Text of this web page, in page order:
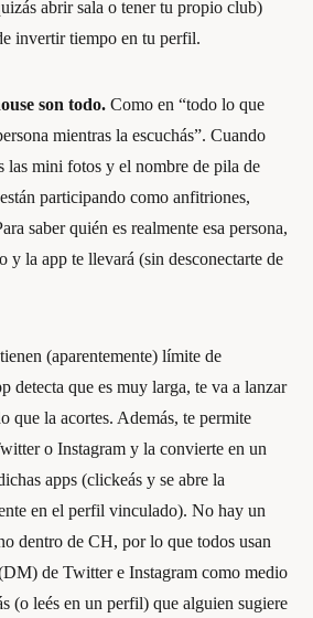
abrir sala o tener tu propio club)
invertir tiempo en tu perfil.
son todo. Como en “todo lo que
mientras la escuchás”. Cuando
las mini fotos y el nombre de pila de
participando como anfitriones,
saber quién es realmente esa persona,
y la app te llevará (sin desconectarte de
(aparentemente) límite de
detecta que es muy larga, te va a lanzar
que la acortes. Además, te permite
o Instagram y la convierte en un
apps (clickeás y se abre la
en el perfil vinculado). No hay un
dentro de CH, por lo que todos usan
de Twitter e Instagram como medio
(o leés en un perfil) que alguien sugiere